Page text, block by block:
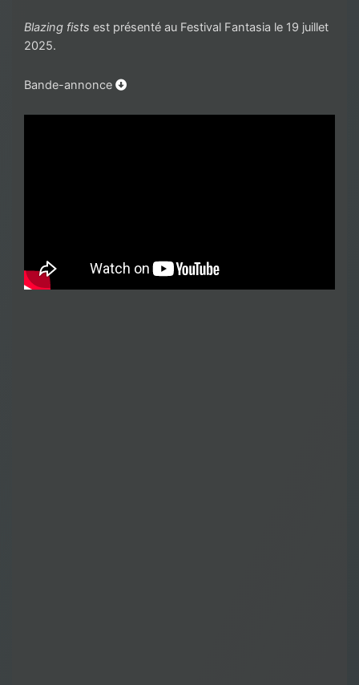
Blazing fists est présenté au Festival Fantasia le 19 juillet
2025.
Bande-annonce